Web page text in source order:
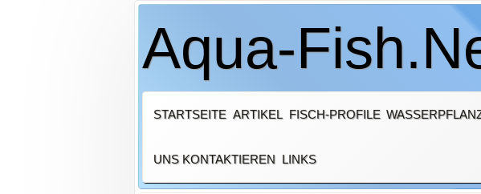
Aqua-
STARTSEITE ARTIKEL FISCH-PROFILE
UNS KONTAKTIEREN LINKS